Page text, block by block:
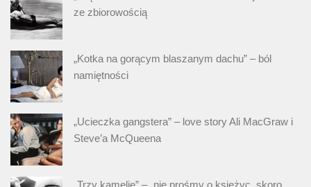
ze zbiorowością
„Kotka na gorącym blaszanym dachu” – ból
namiętności
„Ucieczka gangstera” – love story Ali MacGraw i
Steve’a McQueena
„Trzy kamelie” – „nie prośmy o księżyc, skoro